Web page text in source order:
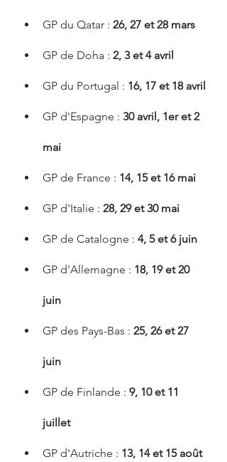
GP du Qatar : 26, 27 et 28 mars
GP de Doha : 2, 3 et 4 avril
GP du Portugal : 16, 17 et 18 avril
GP d'Espagne : 30 avril, 1er et 2
mai
GP de France : 14, 15 et 16 mai
GP d'Italie : 28, 29 et 30 mai
GP de Catalogne : 4, 5 et 6 juin
GP d'Allemagne : 18, 19 et 20
juin
GP des Pays-Bas : 25, 26 et 27
juin
GP de Finlande : 9, 10 et 11
juillet
GP d'Autriche : 13, 14 et 15 août